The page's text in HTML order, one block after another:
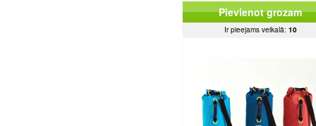
Pievienot grozam
Ir pieejams veikalā: 10